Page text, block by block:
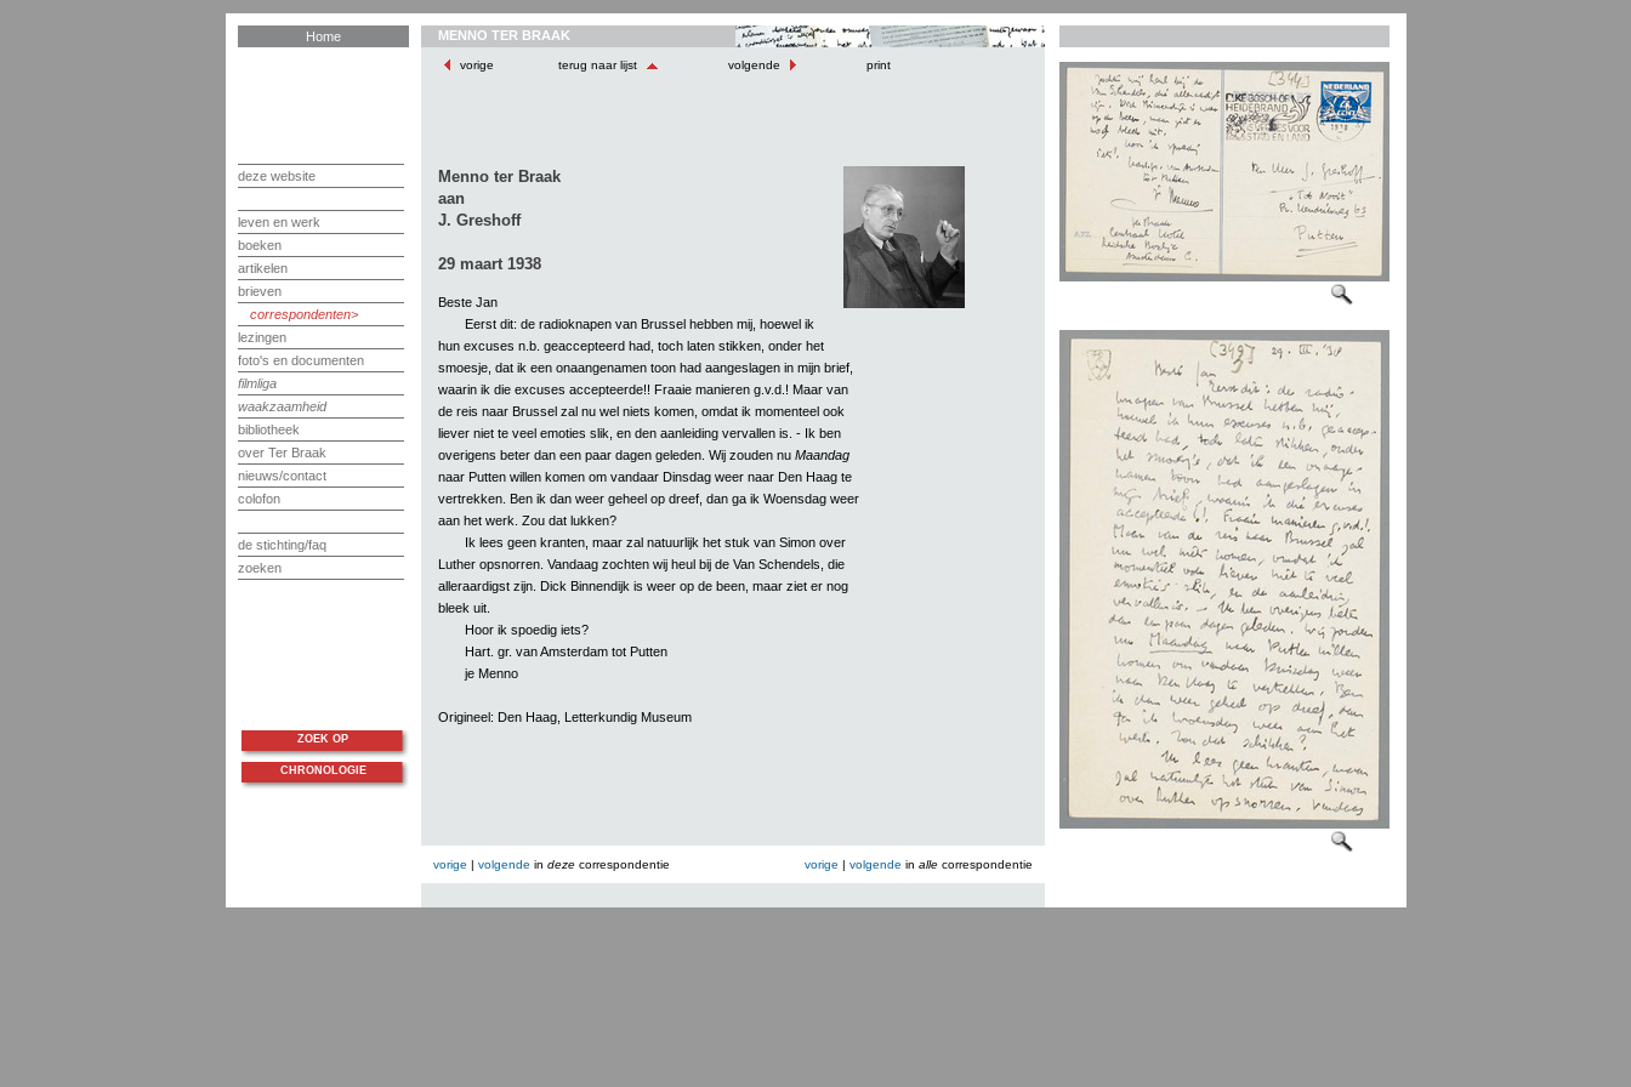
Home
deze website
leven en werk
boeken
artikelen
brieven
correspondenten
lezingen
foto's en documenten
filmliga
waakzaamheid
bibliotheek
over Ter Braak
nieuws/contact
colofon
de stichting/faq
zoeken
MENNO TER BRAAK
vorige terug naar lijst volgende print
Menno ter Braak
aan
J. Greshoff
29 maart 1938
Beste Jan
Eerst dit: de radioknapen van Brussel hebben mij, hoewel ik
hun excuses n.b. geaccepteerd had, toch laten stikken, onder het
smoesje, dat ik een onaangenamen toon had aangeslagen in mijn brief,
waarin ik die excuses accepteerde!! Fraaie manieren g.v.d.! Maar van
de reis naar Brussel zal nu wel niets komen, omdat ik momenteel ook
liever niet te veel emoties slik, en den aanleiding vervallen is. - Ik ben
overigens beter dan een paar dagen geleden. Wij zouden nu Maandag
naar Putten willen komen om vandaar Dinsdag weer naar Den Haag te
vertrekken. Ben ik dan weer geheel op dreef, dan ga ik Woensdag weer
aan het werk. Zou dat lukken?
Ik lees geen kranten, maar zal natuurlijk het stuk van Simon over
Luther opsnorren. Vandaag zochten wij heul bij de Van Schendels, die
alleraardigst zijn. Dick Binnendijk is weer op de been, maar ziet er nog
bleek uit.
Hoor ik spoedig iets?
Hart. gr. van Amsterdam tot Putten
je Menno
Origineel: Den Haag, Letterkundig Museum
vorige | volgende in dezecorrespondentie vorige | volgende in allecorrespondentie
ZOEK OP
CHRONOLOGIE